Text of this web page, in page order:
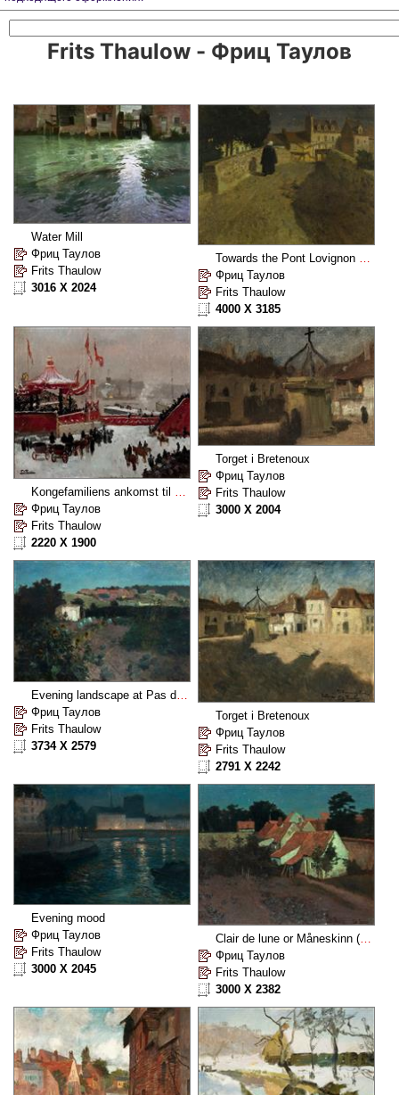
Frits Thaulow - Фриц Таулов
Water Mill
Фриц Таулов
Frits Thaulow
3016 X 2024
Towards the Pont Lovignon (Pont Fleuri) in Quimperle
Фриц Таулов
Frits Thaulow
4000 X 3185
Фриц Таулов
Frits Thaulow
2220 X 1900
Torget i Bretenoux
Фриц Таулов
Frits Thaulow
3000 X 2004
Evening landscape at Pas de Calais
Фриц Таулов
Frits Thaulow
3734 X 2579
Torget i Bretenoux
Фриц Таулов
Frits Thaulow
2791 X 2242
Evening mood
Фриц Таулов
Frits Thaulow
3000 X 2045
Clair de lune or Måneskinn (Moonlight)
Фриц Таулов
Frits Thaulow
3000 X 2382